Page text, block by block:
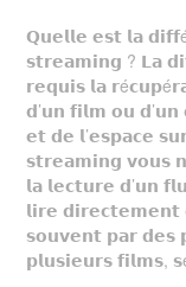
𝗤𝘂𝗲𝗹𝗹𝗲 𝗲𝘀𝘁 𝗹𝗮
𝘀𝘁𝗿𝗲𝗮𝗺𝗶𝗻𝗴 ? 𝗟𝗮
𝗿𝗲𝗾𝘂𝗶𝘀 𝗹𝗮
𝗱’𝘂𝗻 𝗳𝗶𝗹𝗺 𝗼𝘂
𝗲𝘁 𝗱𝗲 𝗹’𝗲𝘀𝗽𝗮𝗰𝗲
𝘀𝘁𝗿𝗲𝗮𝗺𝗶𝗻𝗴 𝘃𝗼𝘂𝘀
𝗹𝗮 𝗹𝗲𝗰𝘁𝘂𝗿𝗲 𝗱’𝘂𝗻
𝗹𝗶𝗿𝗲
𝘀𝗼𝘂𝘃𝗲𝗻𝘁 𝗽𝗮𝗿 𝗱𝗲𝘀
𝗽𝗹𝘂𝘀𝗶𝗲𝘂𝗿𝘀